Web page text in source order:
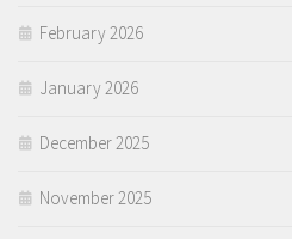
February 2026
January 2026
December 2025
November 2025